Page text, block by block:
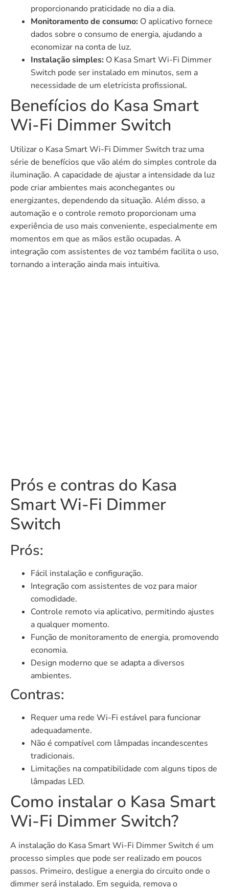
proporcionando praticidade no dia a dia.
Monitoramento de consumo: O aplicativo fornece
dados sobre o consumo de energia, ajudando a
economizar na conta de luz.
Instalação simples: O Kasa Smart Wi-Fi Dimmer
Switch pode ser instalado em minutos, sem a
necessidade de um eletricista profissional.
Benefícios do Kasa Smart
Wi-Fi Dimmer Switch
Utilizar o Kasa Smart Wi-Fi Dimmer Switch traz uma
série de benefícios que vão além do simples controle da
iluminação. A capacidade de ajustar a intensidade da luz
pode criar ambientes mais aconchegantes ou
energizantes, dependendo da situação. Além disso, a
automação e o controle remoto proporcionam uma
experiência de uso mais conveniente, especialmente em
momentos em que as mãos estão ocupadas. A
integração com assistentes de voz também facilita o uso,
tornando a interação ainda mais intuitiva.
Prós e contras do Kasa
Smart Wi-Fi Dimmer
Switch
Prós:
Fácil instalação e configuração.
Integração com assistentes de voz para maior
comodidade.
Controle remoto via aplicativo, permitindo ajustes
a qualquer momento.
Função de monitoramento de energia, promovendo
economia.
Design moderno que se adapta a diversos
ambientes.
Contras:
Requer uma rede Wi-Fi estável para funcionar
adequadamente.
Não é compatível com lâmpadas incandescentes
tradicionais.
Limitações na compatibilidade com alguns tipos de
lâmpadas LED.
Como instalar o Kasa Smart
Wi-Fi Dimmer Switch?
A instalação do Kasa Smart Wi-Fi Dimmer Switch é um
processo simples que pode ser realizado em poucos
passos. Primeiro, desligue a energia do circuito onde o
dimmer será instalado. Em seguida, remova o